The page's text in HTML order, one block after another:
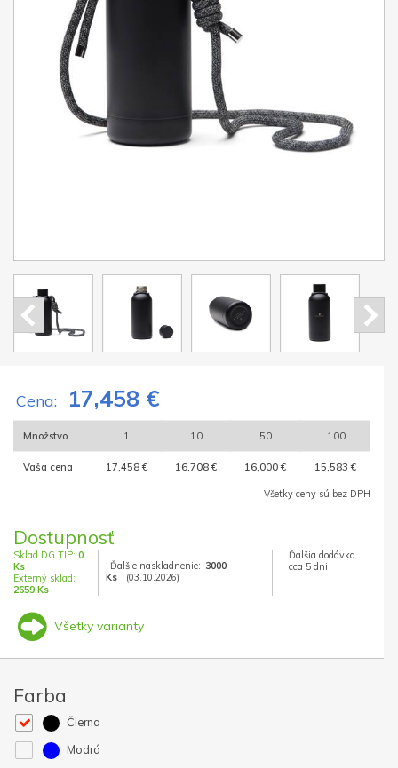
Cena: 17,458 €
Množstvo 1 10 50 100
Vaša cena 17,458 € 16,708 € 16,000 € 15,583 €
Všetky ceny sú bez DPH
Dostupnosť
Sklad DG TIP: 0
Ks
Externý sklad:
2659 Ks
Ďalšie naskladnenie: 3000
Ks
(03.10.2026)
Ďalšia dodávka
cca 5 dni
Všetky varianty
Farba
Čierna
Modrá